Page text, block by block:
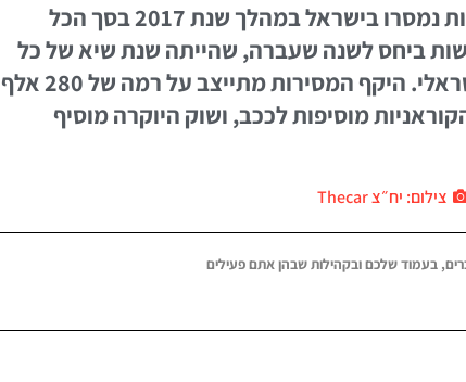
בניגוד לתחזיות הפסימיות נמסרו בישראל במהלך שנת 2017 בסך הכל
חדשות ביחס לשנה שעברה, שהייתה שנת שיא של כל
הזמנים בשוק הרכב הישראלי. היקף המסירות מתייצב על רמה של 280 אלף
מוסיפות לככב, ושוק היוקרה מוסיף
צילום: יח״צ Thecar
בעמוד שלכם ובקהילות שבהן אתם פעילים